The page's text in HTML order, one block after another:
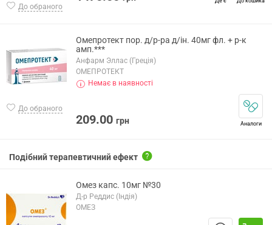
До обраного
До обраного
Омепротект пор. д/р-ра д/ін. 40мг фл. + р-к
амп.***
Анфарм Эллас (Греція)
ОМЕПРОТЕКТ
Немає в наявності
209.00 грн Аналоги
Подібний терапевтичний ефект
Омез капс. 10мг №30
Д-р Реддис (Індія)
ОМЕЗ